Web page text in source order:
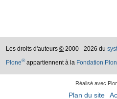
Les droits d'auteurs © 2000 - 2026 du
Plone®appartiennent à la Fondation
Réalisé avec
Plan du site